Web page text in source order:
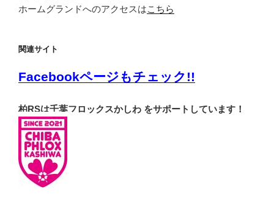
ホームグランドへのアクセスはこちら
関連サイト
Facebookページもチェック!!
柏RSは千葉フロックスかしわ をサポートしています！